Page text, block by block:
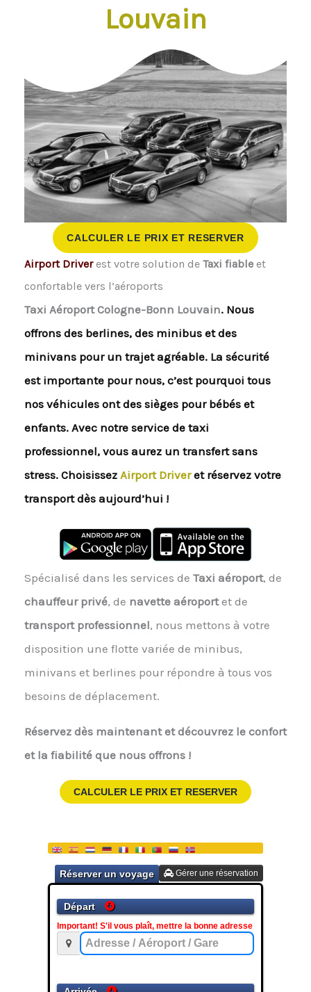
Louvain
CALCULER LE PRIX ET RESERVER
Airport Driverest votre solution de Taxi fiableet
confortable vers l’aéroports
Taxi Aéroport Cologne-Bonn Louvain. Nous
offrons des berlines, des minibus et des
minivans pour un trajet agréable. La sécurité
est importante pour nous, c’est pourquoi tous
nos véhicules ont des sièges pour bébés et
enfants. Avec notre service de taxi
professionnel, vous aurez un transfert sans
stress. Choisissez Airport Driveret réservez votre
transport dès aujourd’hui !
Spécialisé dans les services de Taxi aéroport, de
chauffeur privé, de navette aéroportet de
transport professionnel, nous mettons à votre
disposition une flotte variée de minibus,
minivans et berlines pour répondre à tous vos
besoins de déplacement.
Réservez dès maintenant et découvrez le confort
et la fiabilité que nous offrons !
CALCULER LE PRIX ET RESERVER